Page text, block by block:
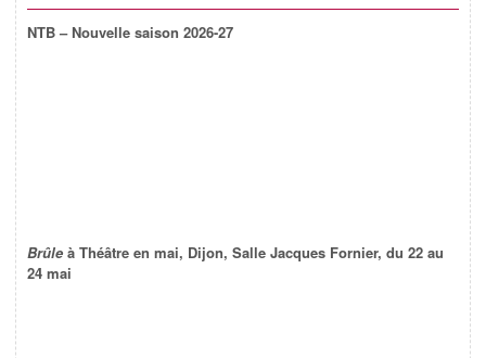
NTB – Nouvelle saison 2026-27
Brûle à Théâtre en mai, Dijon, Salle Jacques Fornier, du 22 au
24 mai